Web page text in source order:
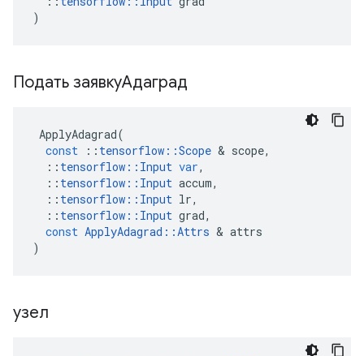
)
Подать заявкуАдаград
ApplyAdagrad(
const
:: tensorflow ::Scope & scope,
:: tensorflow :: Input var,
:: tensorflow :: Input accum,
:: tensorflow :: Input lr,
:: tensorflow :: Input grad,
const ApplyAdagrad ::Attrs & attrs
)
узел